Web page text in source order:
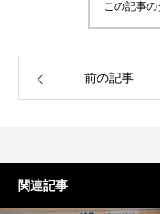
この記事
前の記事
関連記事